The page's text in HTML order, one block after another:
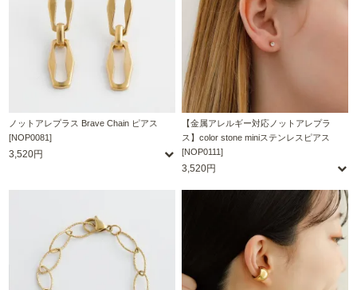
ノットアレプラス Brave Chain ピアス
[NOP0081]
3,520円
【金属アレルギー対応ノットアレプラ
ス】color stone miniステンレスピアス
[NOP0111]
3,520円